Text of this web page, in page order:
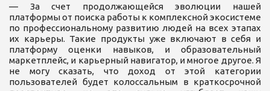
— За счет продолжающейся эволюции нашей
платформы от поиска работы к комплексной экосистеме
по профессиональному развитию людей на всех этапах
их карьеры. Такие продукты уже включают в себя и
платформу оценки навыков, и образовательный
маркетплейс, и карьерный навигатор, и многое другое. Я
не могу сказать, что доход от этой категории
пользователей будет колоссальным в краткосрочной